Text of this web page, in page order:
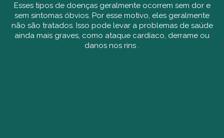
Esses tipos de doenças geralmente ocorrem sem dor e
sem sintomas óbvios. Por esse motivo, eles geralmente
não são tratados. Isso pode levar a problemas de saúde
ainda mais graves, como ataque cardíaco, derrame ou
danos nos rins .